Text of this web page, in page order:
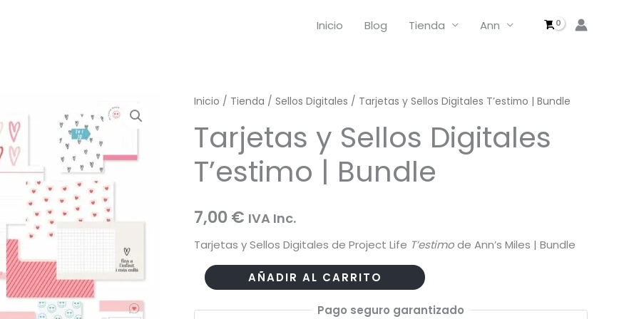
Inicio Blog Tienda Ann
Inicio / Tienda / Sellos Digitales / Tarjetas y Sellos Digitales T’estimo | Bundle
Tarjetas y Sellos Digitales
T’estimo | Bundle
7,00€ IVA Inc.
Tarjetas y Sellos Digitales de Project Life T’estimode Ann’s Miles | Bundle
Tarjetas
Sellos
AÑADIR AL CARRITO
Pago seguro garantizado
Sellos
Bundle